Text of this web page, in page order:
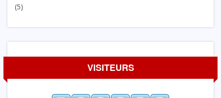
(5)
VISITEURS